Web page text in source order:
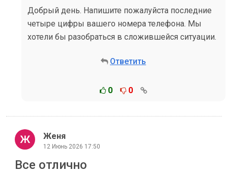
Добрый день. Напишите пожалуйста последние
четыре цифры вашего номера телефона. Мы
хотели бы разобраться в сложившейся ситуации.
Ответить
0 0
Женя
12 Июнь 2026 17:50
Все отлично